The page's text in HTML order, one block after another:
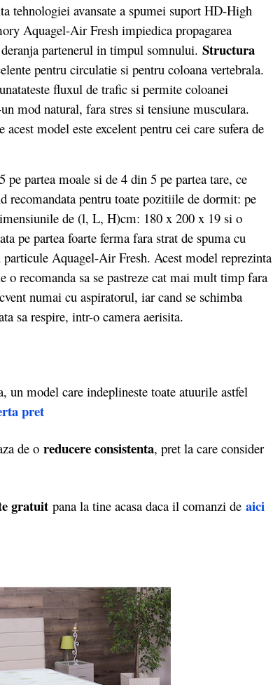
tehnologiei avansate a spumei suport HD-High
Aquagel-Air Fresh impiedica propagarea
partenerul in timpul somnului. Structura
pentru circulatie si pentru coloana vertebrala.
fluxul de trafic si permite coloanei
mod natural, fara stres si tensiune musculara.
model este excelent pentru cei care sufera de
partea moale si de 4 din 5 pe partea tare, ce
recomandata pentru toate pozitiile de dormit: pe
de (l, L, H)cm: 180 x 200 x 19 si o
pe partea foarte ferma fara strat de spuma cu
Aquagel-Air Fresh. Acest model reprezinta
recomanda sa se pastreze cat mai mult timp fara
numai cu aspiratorul, iar cand se schimba
sa respire, intr-o camera aerisita.
model care indeplineste toate atuurile astfel
pret
de o reducere consistenta, pret la care consider
gratuit pana la tine acasa daca il comanzi de aici